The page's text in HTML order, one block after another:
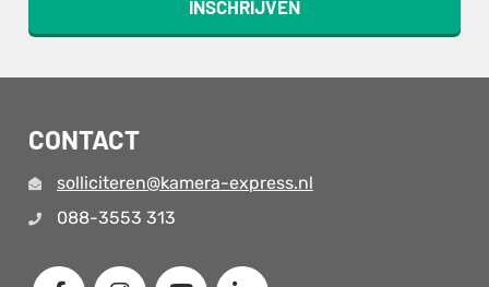
INSCHRIJVEN
CONTACT
solliciteren@kamera-express.nl
088-3553 313